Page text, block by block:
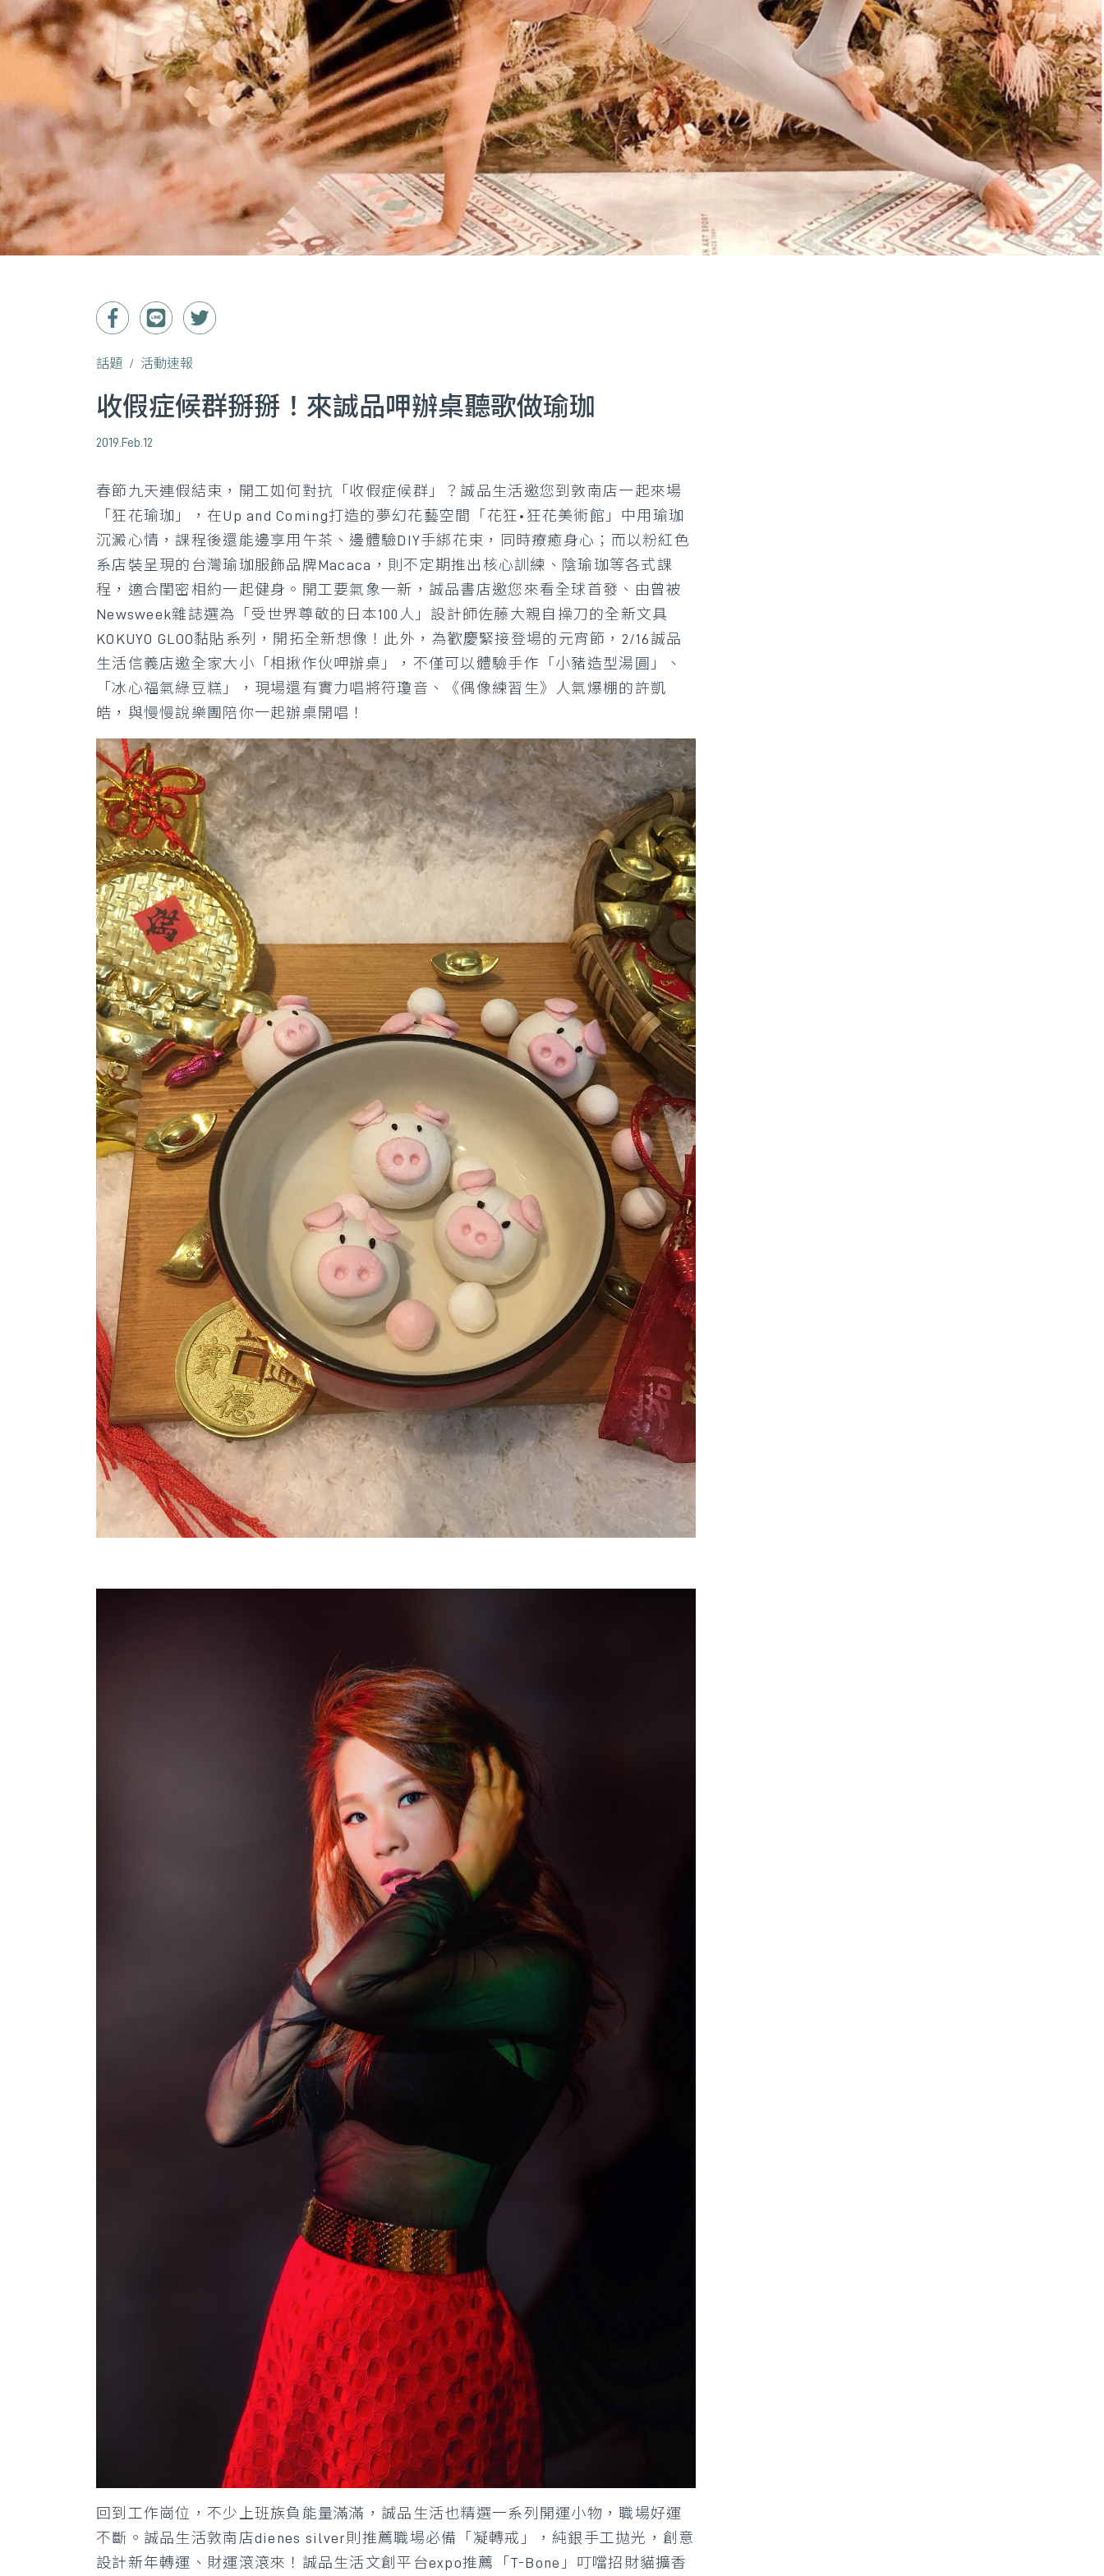
話題 活動速報
收假症候群掰掰！來誠品呷辦桌聽歌做瑜珈
2019.Feb.12
春節九天連假結束，開工如何對抗「收假症候群」？誠品生活邀您到敦南店一起來場
「狂花瑜珈」，在Up and Coming打造的夢幻花藝空間「花狂•狂花美術館」中用瑜珈
沉澱心情，課程後還能邊享用午茶、邊體驗DIY手綁花束，同時療癒身心；而以粉紅色
系店裝呈現的台灣瑜珈服飾品牌Macaca，則不定期推出核心訓練、陰瑜珈等各式課
程，適合閨密相約一起健身。開工要氣象一新，誠品書店邀您來看全球首發、由曾被
Newsweek雜誌選為「受世界尊敬的日本100人」設計師佐藤大親自操刀的全新文具
KOKUYO GLOO黏貼系列，開拓全新想像！此外，為歡慶緊接登場的元宵節，2/16誠品
生活信義店邀全家大小「相揪作伙呷辦桌」，不僅可以體驗手作「小豬造型湯圓」、
「冰心福氣綠豆糕」，現場還有實力唱將符瓊音、《偶像練習生》人氣爆棚的許凱
皓，與慢慢說樂團陪你一起辦桌開唱！
回到工作崗位，不少上班族負能量滿滿，誠品生活也精選一系列開運小物，職場好運
不斷。誠品生活敦南店dienes silver則推薦職場必備「凝轉戒」，純銀手工拋光，創意
設計新年轉運、財運滾滾來！誠品生活文創平台expo推薦「T-Bone」叮噹招財貓擴香